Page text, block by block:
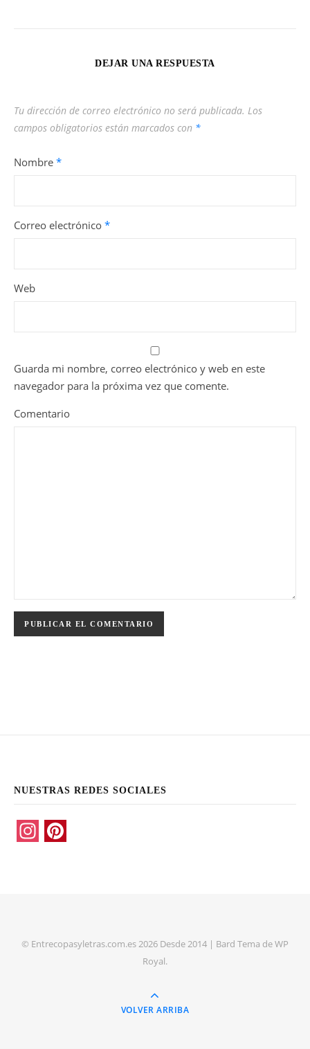
DEJAR UNA RESPUESTA
Tu dirección de correo electrónico no será publicada. Los
campos obligatorios están marcados con *
Nombre *
Correo electrónico *
Web
Guarda mi nombre, correo electrónico y web en este
navegador para la próxima vez que comente.
Comentario
NUESTRAS REDES SOCIALES
© Entrecopasyletras.com.es 2026 Desde 2014 | Bard Tema deWP
Royal.
VOLVER ARRIBA